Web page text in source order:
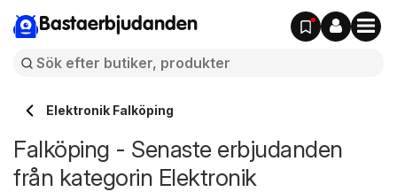
Bastaerbjudanden
Elektronik Falköping
Falköping - Senaste erbjudanden
från kategorin Elektronik